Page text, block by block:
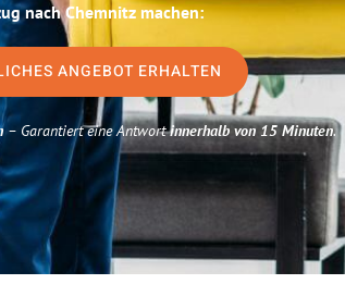
nach Chemnitz machen:
ANGEBOT ERHALTEN
– Garantiert eine Antwortinnerhalb von 15 Minuten.